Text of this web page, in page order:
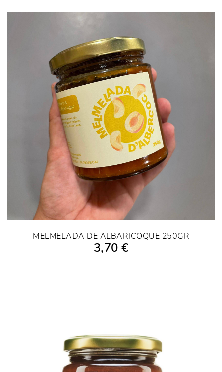
MELMELADA DE ALBARICOQUE 250GR
3,70 €